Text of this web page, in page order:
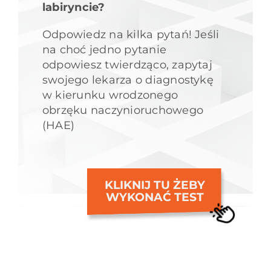
labiryncie?
Odpowiedz na kilka pytań! Jeśli
na choć jedno pytanie
odpowiesz twierdząco, zapytaj
swojego lekarza o diagnostykę
w kierunku wrodzonego
obrzęku naczynioruchowego
(HAE)
KLIKNIJ TU ŻEBY
WYKONAĆ TEST